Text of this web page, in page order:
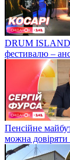
DRUM ISLAND
фестивалю –
Пенсійне
можна